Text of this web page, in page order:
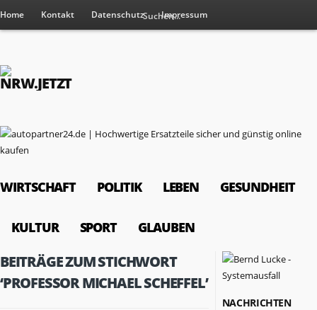
Home Kontakt Datenschutz Impressum
WIRTSCHAFT POLITIK LEBEN GESUNDHEIT
KULTUR SPORT GLAUBEN
BEITRÄGE ZUM STICHWORT
‘PROFESSOR MICHAEL SCHEFFEL’
NACHRICHTEN